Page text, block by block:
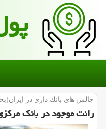
چالش های بانك داری در
رانت موجود در بانك